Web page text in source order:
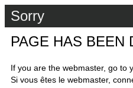
Sorry
PAGE HAS BEEN
If you are the webmaster, go to
Si vous êtes le webmaster,